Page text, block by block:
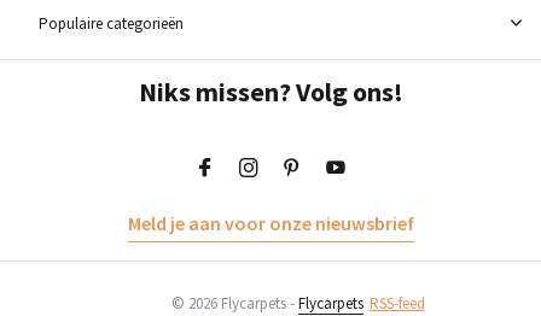
Populaire categorieën
Niks missen? Volg ons!
Meld je aan voor onze nieuwsbrief
© 2026 Flycarpets -Flycarpets RSS-feed